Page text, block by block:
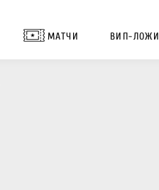
МАТЧИ ВИП-ЛОЖИ